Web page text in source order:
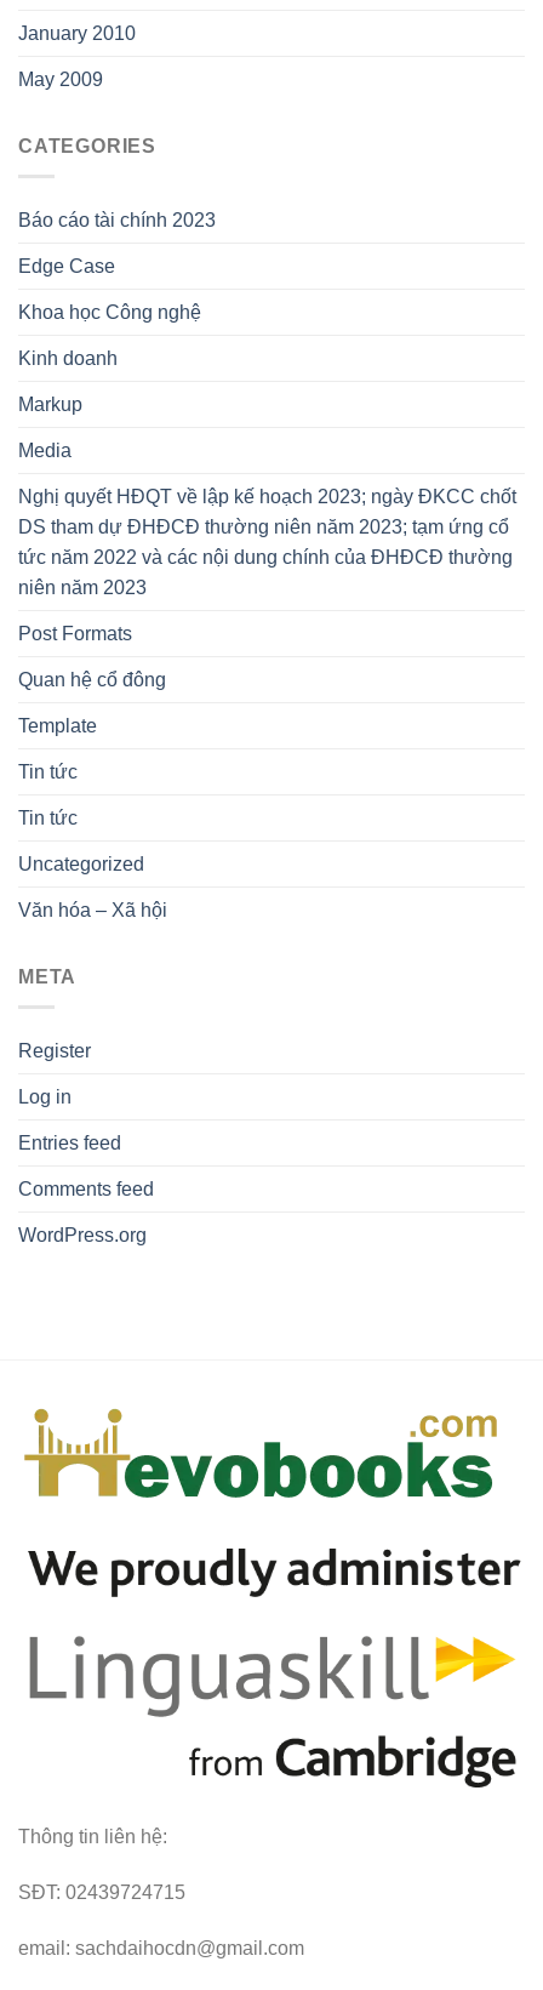
January 2010
May 2009
CATEGORIES
Báo cáo tài chính 2023
Edge Case
Khoa học Công nghệ
Kinh doanh
Markup
Media
Nghị quyết HĐQT về lập kế hoạch 2023; ngày ĐKCC chốt
DS tham dự ĐHĐCĐ thường niên năm 2023; tạm ứng cổ
tức năm 2022 và các nội dung chính của ĐHĐCĐ thường
niên năm 2023
Post Formats
Quan hệ cổ đông
Template
Tin tức
Tin tức
Uncategorized
Văn hóa – Xã hội
META
Register
Log in
Entries feed
Comments feed
WordPress.org
Thông tin liên hệ:
SĐT: 02439724715
email: sachdaihocdn@gmail.com